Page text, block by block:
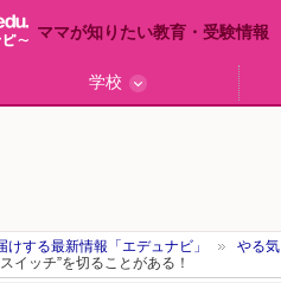
ママが知りたい教育・受験情報
学校
けする最新情報「エデュナビ」
やる
イッチ”を切ることがある！